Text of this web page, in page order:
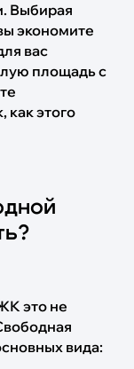
Выбирая
экономите
вас
площадь с
как этого
это не
вида: